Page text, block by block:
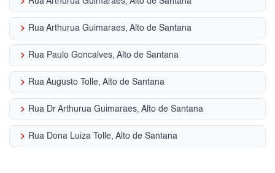
keyboard_arrow_right Rua Arthurua Guimaraes, Alto de Santana
keyboard_arrow_right Rua Paulo Goncalves, Alto de Santana
keyboard_arrow_right Rua Augusto Tolle, Alto de Santana
keyboard_arrow_right Rua Dr Arthurua Guimaraes, Alto de Santana
keyboard_arrow_right Rua Dona Luiza Tolle, Alto de Santana